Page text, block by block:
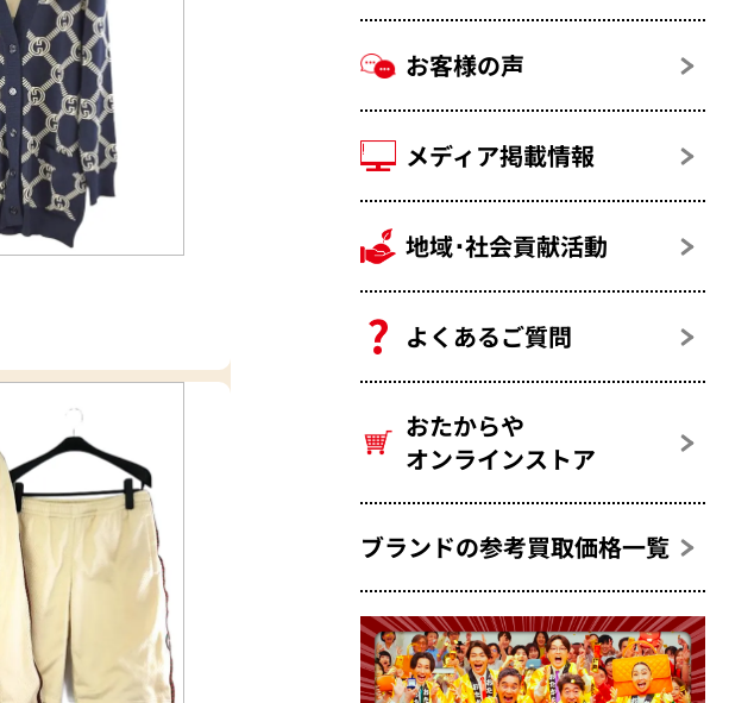
お客様の声
メディア掲載情報
地域･社会貢献活動
よくあるご質問
おたからや
オンラインストア
ブランドの参考買取価格一覧